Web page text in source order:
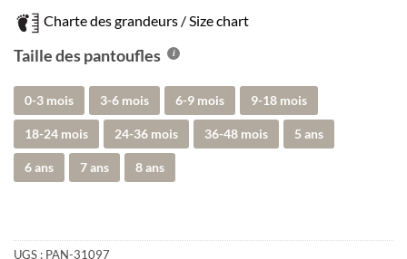
Charte des grandeurs / Size chart
Taille des pantoufles
0-3 mois 3-6 mois 6-9 mois 9-18 mois
18-24 mois 24-36 mois 36-48 mois 5 ans
6 ans 7 ans 8 ans
UGS : PAN-31097